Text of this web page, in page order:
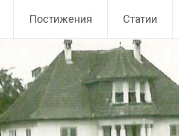
Постижения Статии